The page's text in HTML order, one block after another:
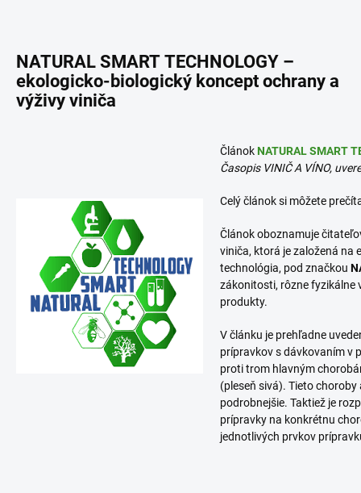
NATURAL SMART TECHNOLOGY –
ekologicko-biologický koncept ochrany a
výživy viniča
ČlánokNATURAL SMART
Časopis VINIČ A VÍNO,
Celý článok si môžete
Článok oboznamuje
viniča, ktorá je založená na
technológia, pod značkou
zákonitosti, rôzne fyzikálne
produkty.
V článku je prehľadne
prípravkov s dávkovaním v
proti trom hlavným
(pleseň sivá). Tieto
podrobnejšie. Taktiež je
prípravky na konkrétnu
jednotlivých prvkov